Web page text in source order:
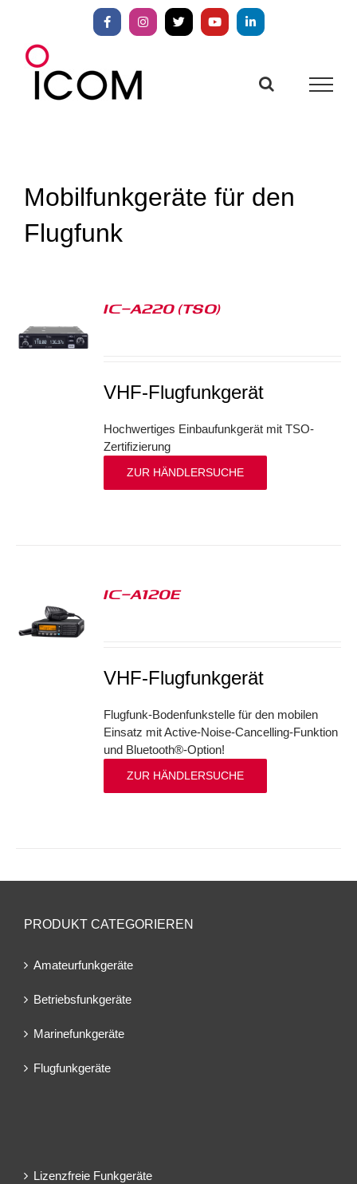
springen
FacebookInstagram
X YouTubeLinkedIn
Mobilfunkgeräte für den
Flugfunk
IC-A220 (TSO)
VHF-Flugfunkgerät
Hochwertiges Einbaufunkgerät mit TSO-
Zertifizierung
ZUR HÄNDLERSUCHE
IC-A120E
VHF-Flugfunkgerät
Flugfunk-Bodenfunkstelle für den mobilen
Einsatz mit Active-Noise-Cancelling-Funktion
und Bluetooth®-Option!
ZUR HÄNDLERSUCHE
PRODUKT CATEGORIEREN
Amateurfunkgeräte
Betriebsfunkgeräte
Marinefunkgeräte
Flugfunkgeräte
Lizenzfreie Funkgeräte